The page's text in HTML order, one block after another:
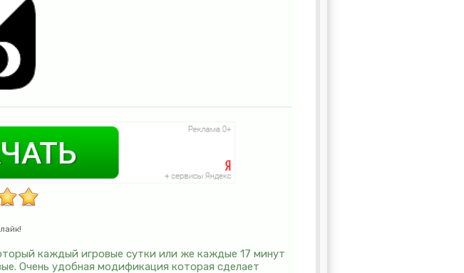
каждый игровые сутки или же каждые 17 минут
Очень удобная модификация которая сделает